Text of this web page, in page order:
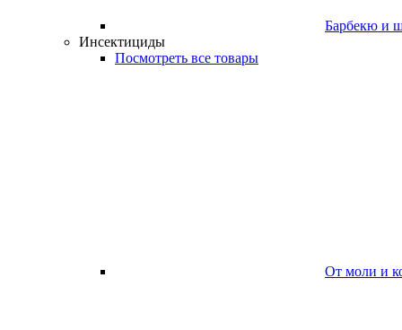
Барбекю и
Инсектициды
Посмотреть все товары
От моли и